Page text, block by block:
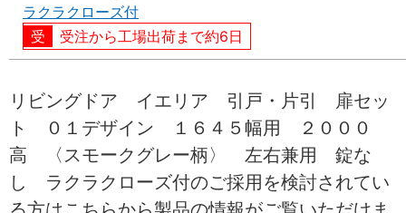
ラクラクローズ付
受注から工場出荷まで約6日
リビングドア イエリア 引戸・片引 扉セッ
ト ０１デザイン １６４５幅用 ２０００
高 〈スモークグレー柄〉 左右兼用 錠な
し ラクラクローズ付のご採用を検討されてい